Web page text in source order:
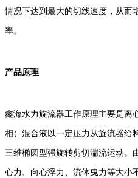
情况下达到最大的切线速度，从而
率。
产品原理
鑫海水力旋流器工作原理主要是离
相）混合液以一定压力从旋流器给
三维椭圆型强旋转剪切湍流运动。
心力、向心浮力、流体曳力等大小